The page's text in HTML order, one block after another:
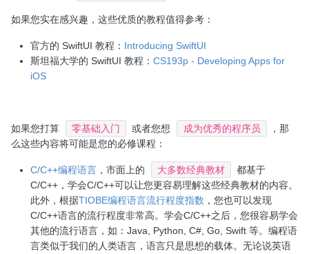
如果您实在感兴趣，这些优质的教程值得参考：
官方的 SwiftUI 教程： Introducing SwiftUI
斯坦福大学的 SwiftUI 教程： CS193p - Developing Apps for
iOS
如果您打算 零基础入门 或者您想 成为优秀的程序员
，那
么这些内容将可能是您的必修课程：
C/C++编程语言 ，市面上的 大多数经典教材
都基于
C/C++，学会C/C++可以让您更容易理解这些经典教材的内容。
此外，根据TIOBE编程语言流行程度指数 ，您也可以发现
C/C++语言的流行程度非常高。学会C/C++之后，您很容易学会
其他的流行语言，如：Java, Python, C#, Go, Swift 等。编程语
言类似于我们的人类语言，语言只是思想的载体。无论说英语